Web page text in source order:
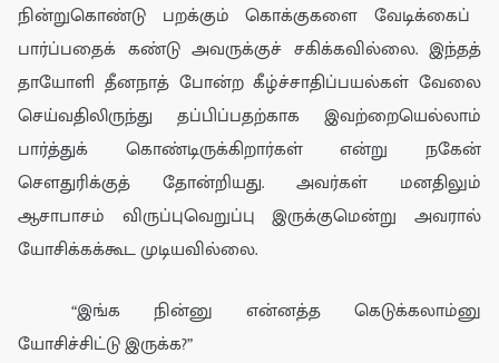
நின்றுகொண்டு பறக்கும் கொக்குகளை வேடிக்கைப்
பார்ப்பதைக் கண்டு அவருக்குச் சகிக்கவில்லை. இந்தத்
தாயோளி தீனநாத் போன்றகீழ்ச்சாதிப்பயல்கள் வேலை
செய்வதிலிருந்து தப்பிப்பதற்காக இவற்றையெல்லாம்
பார்த்துக் கொண்டிருக்கிறார்கள்என்று நகேன்
சௌதுரிக்குத் தோன்றியது. அவர்கள் மனதிலும்
ஆசாபாசம் விருப்புவெறுப்பு இருக்குமென்று அவரால்
யோசிக்கக்கூட முடியவில்லை.
“இங்க நின்னு என்னத்த கெடுக்கலாம்னு
யோசிச்சிட்டு இருக்க?”